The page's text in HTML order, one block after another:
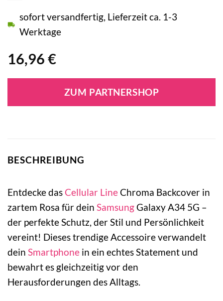
16,96 €
sofort versandfertig, Lieferzeit ca. 1-3
Werktage
ZUM PARTNERSHOP
BESCHREIBUNG
Entdecke das Cellular LineChroma Backcover in
zartem Rosa für dein SamsungGalaxy A34 5G –
der perfekte Schutz, der Stil und Persönlichkeit
vereint! Dieses trendige Accessoire verwandelt
dein Smartphone in ein echtes Statement und
bewahrt es gleichzeitig vor den
Herausforderungen des Alltags.